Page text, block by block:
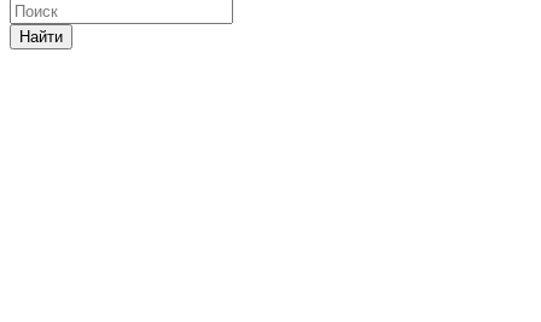
Найти